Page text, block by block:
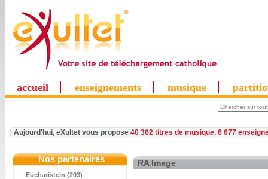
accueil enseignements musique
Aujourd'hui, eXultet vous propose 40 362 titres de musique, 6 677
Nos partenaires
Eucharistein (203)
RA Image